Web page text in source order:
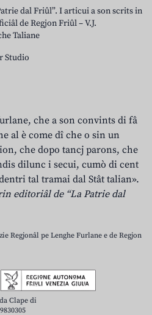
dal Friûl”. I articui a son scrits in
de Regjon Friûl – V.J.
Taliane
Studio
che a son convints di fâ
al è come dî che o sin un
che dopo tancj parons, che
dilunc i secui, cumò di cent
tal tramai dal Stât talian».
editoriâl de “La Patrie dal
Regjonâl pe Lenghe Furlane e de Regjon
Clape di